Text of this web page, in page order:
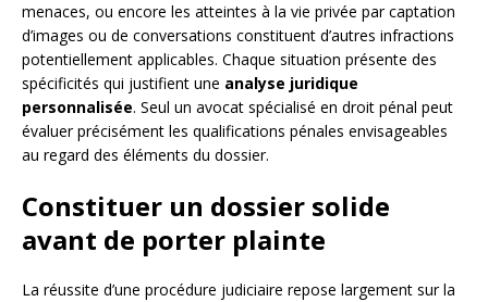
menaces, ou encore les atteintes à la vie privée par captation
d’images ou de conversations constituent d’autres infractions
potentiellement applicables. Chaque situation présente des
spécificités qui justifient une analyse juridique
personnalisée. Seul un avocat spécialisé en droit pénal peut
évaluer précisément les qualifications pénales envisageables
au regard des éléments du dossier.
Constituer un dossier solide
avant de porter plainte
La réussite d’une procédure judiciaire repose largement sur la